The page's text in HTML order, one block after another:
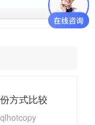
方式比较